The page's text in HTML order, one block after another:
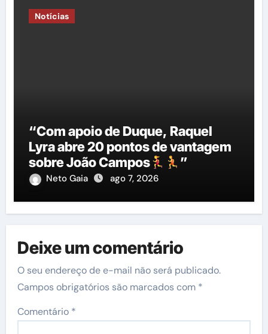
Notícias
“Com apoio de Duque, Raquel
Lyra abre 20 pontos de vantagem
sobre João Campos
”
Neto Gaia ago 7, 2026
Deixe um comentário
O seu endereço de e-mail não será publicado.
Campos obrigatórios são marcados com *
Comentário *